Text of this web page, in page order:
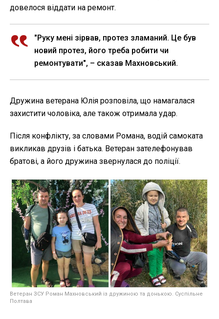
довелося віддати на ремонт.
"Руку мені зірвав, протез зламаний. Це був
новий протез, його треба робити чи
ремонтувати", – сказав Махновський.
Дружина ветерана Юлія розповіла, що намагалася
захистити чоловіка, але також отримала удар.
Після конфлікту, за словами Романа, водій самоката
викликав друзів і батька. Ветеран зателефонував
братові, а його дружина звернулася до поліції.
Ветеран ЗСУ Роман Махновський із дружиною та донькою. Суспільне
Полтава